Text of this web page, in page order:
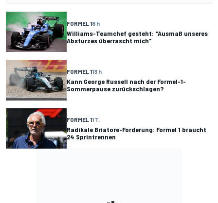
FORMEL 18 h
Williams-Teamchef gesteht: "Ausmaß unseres
Absturzes überrascht mich"
FORMEL 113 h
Kann George Russell nach der Formel-1-
Sommerpause zurückschlagen?
FORMEL 11 T.
Radikale Briatore-Forderung: Formel 1 braucht
24 Sprintrennen